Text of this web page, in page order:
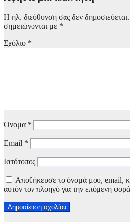
Η ηλ. διεύθυνση σας δεν δημοσιεύεται.
σημειώνονται με *
Σχόλιο *
Όνομα *
Email *
Ιστότοπος
Αποθήκευσε το όνομά μου, email,
αυτόν τον πλοηγό για την επόμενη